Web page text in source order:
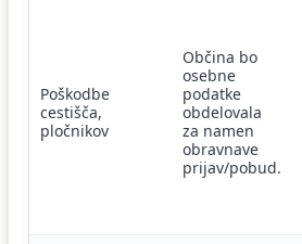
Poškodbe
cestišča,
pločnikov
Občina bo
osebne
podatke
obdelovala
za namen
obravnave
prijav/pobud.